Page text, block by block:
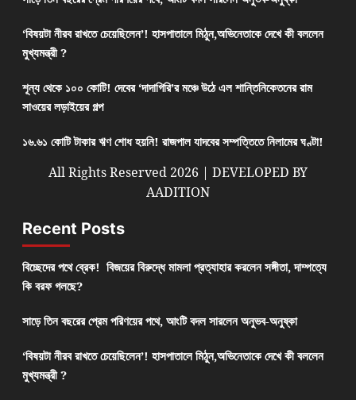
‘বিষয়টা নীরব রাখতে চেয়েছিলেন’! হাসপাতালে মিঠুন,অভিনেতাকে দেখে কী বললেন
মুখ্যমন্ত্রী ?
শূন্য থেকে ১০০ কোটি! দেবের ‘দাদাগিরি’র মঞ্চে উঠে এল শান্তিনিকেতনের রাম
সাওয়ের লড়াইয়ের গল্প
১৬.৬১ কোটি টাকার ঋণ শোধ হয়নি! রাজপাল যাদবের সম্পত্তিতে নিলামের ঘণ্টা!
All Rights Reserved 2026 | DEVELOPED BY
AADITION
Recent Posts
বিচ্ছেদের পথে ব্রেক! বিজয়ের বিরুদ্ধে মামলা প্রত্যাহার করলেন সঙ্গীতা, দাম্পত্যে
কি বরফ গলছে?
সাড়ে তিন বছরের প্রেম পরিণয়ের পথে, আংটি বদল সারলেন অনুভব-অনুষ্কা
‘বিষয়টা নীরব রাখতে চেয়েছিলেন’! হাসপাতালে মিঠুন,অভিনেতাকে দেখে কী বললেন
মুখ্যমন্ত্রী ?